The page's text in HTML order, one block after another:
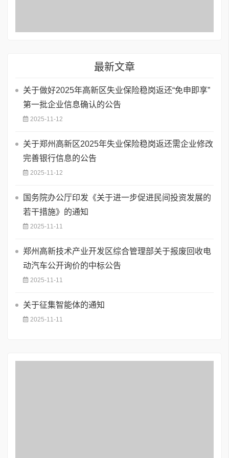
最新文章
关于做好2025年高新区失业保险稳岗返还“免申即享”
第一批企业信息确认的公告
2025-11-12
关于郑州高新区2025年失业保险稳岗返还需企业修改
完善银行信息的公告
2025-11-12
国务院办公厅印发《关于进一步促进民间投资发展的
若干措施》的通知
2025-11-11
郑州高新技术产业开发区综合管理部关于报废回收电
动汽车公开询价的中标公告
2025-11-11
关于征集智能体的通知
2025-11-11